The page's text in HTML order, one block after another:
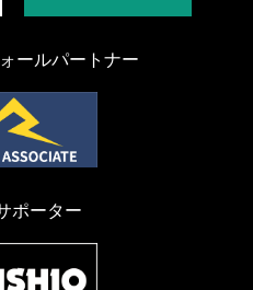
ールパートナー
ポーター